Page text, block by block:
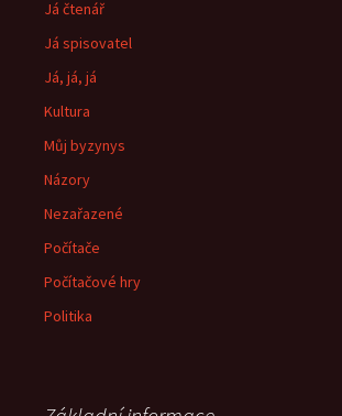
Já čtenář
Já spisovatel
Já, já, já
Kultura
Můj byzynys
Názory
Nezařazené
Počítače
Počítačové hry
Politika